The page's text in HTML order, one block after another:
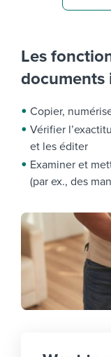
Les
documents
Copier,
Vérifier
et les éditer
Examiner et
(par ex., des